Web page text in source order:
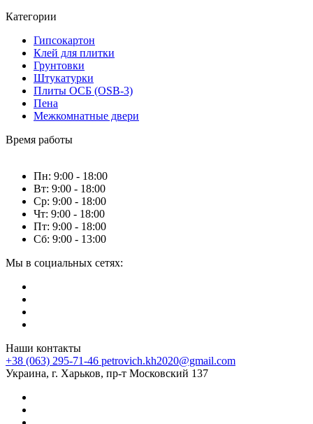
Категории
Гипсокартон
Клей для плитки
Грунтовки
Штукатурки
Плиты ОСБ (OSB-3)
Пена
Межкомнатные двери
Время работы
Пн: 9:00 - 18:00
Вт: 9:00 - 18:00
Ср: 9:00 - 18:00
Чт: 9:00 - 18:00
Пт: 9:00 - 18:00
Сб: 9:00 - 13:00
Мы в социальных сетях:
Наши контакты
+38 (063) 295-71-46 petrovich.kh2020@gmail.com
Украина, г. Харьков, пр-т Московский 137